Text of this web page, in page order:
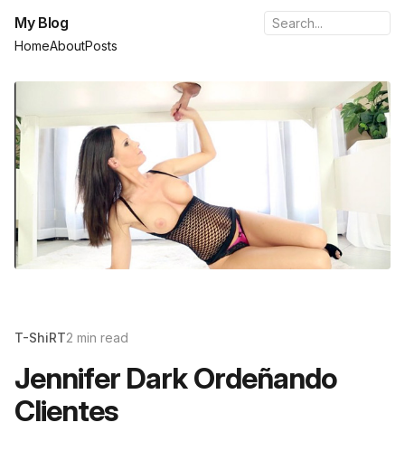
My Blog
HomeAboutPosts
T-ShiRT2 min read
Jennifer Dark Ordeñando
Clientes